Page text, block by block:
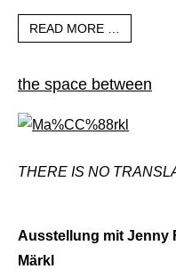
READ MORE …
the space between
THERE IS NO
Ausstellung mit Jenny
Märkl